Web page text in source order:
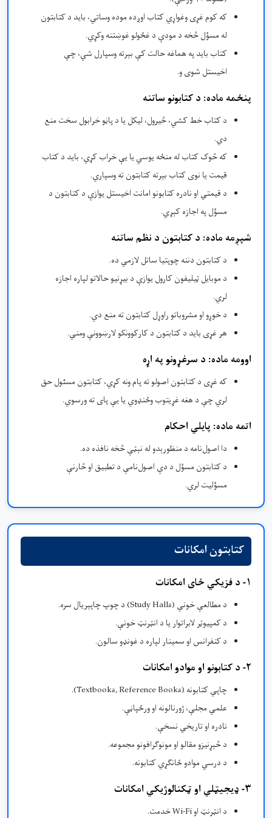
که کوم غړی وغواړي کتاب اوږده موده وساتي، باید د کتابتون
له مسؤل څخه د مودې د غځولو غوښتنه وکړي.
کتاب باید په هماغه حالت کې بېرته وسپارل شي، چې
اخیستل شوی و.
پنځمه ماده: د کتابونو ساتنه
د کتاب خط کشي، څیرول، لیکل یا د پاڼو خرابول سخت منع
دي.
که څوک کتاب له منځه یوسي یا یې خراب کړي، باید د کتاب
قیمت یا نوی کتاب بېرته کتابتون ته وسپاري.
د قیمتي او نادره کتابونو امانت اخیستل یوازې د کتابتون د
مسؤل په اجازه کېږي.
شپږمه ماده: د کتابتون د نظم ساتنه
د کتابتون دننه چوپتیا ساتل لازمي ده.
د موبایل ټیلیفون کارول یوازې د بیړنیو حالاتو لپاره اجازه
لري.
د خوړو او مشروباتو راوړل کتابتون ته منع دي.
هر غړی باید د کتابتون د کارکوونکو لارښوونې ومني.
اوومه ماده: د سرغړونو په اړه
که غړی د کتابتون اصولو ته پام ونه کړي، کتابتون مسئول حق
لري چې د هغه غړیتوب وځنډوي یا یې پای ته ورسوي.
اتمه ماده: پایلي احکام
دا اصول‌نامه د منظورېدو له نېټې څخه نافذه ده.
د کتابتون مسؤل د دې اصول‌نامې د تطبیق او څارنې
مسؤلیت لري.
کتابتون امکانات
۱- د فزیکي ځای امکانات
د مطالعې خونې (Study Halls) د چوپ چاپېریال سره.
د کمپیوټر لابراتوار یا د انټرنټ خونې.
د کنفرانس او سمینار لپاره د غونډو سالون.
۲- د کتابونو او موادو امکانات
چاپي کتابونه (Textbooks, Reference Books).
علمي مجلې، ژورنالونه او ورځپاڼې.
نادره او تاریخي نسخې.
د څېړنیزو مقالو او مونوګرافونو مجموعه.
د درسي موادو ځانګړي کتابونه.
۳- ډیجیټلي او ټکنالوژیکي امکانات
د انټرنټ او Wi-Fi خدمت.